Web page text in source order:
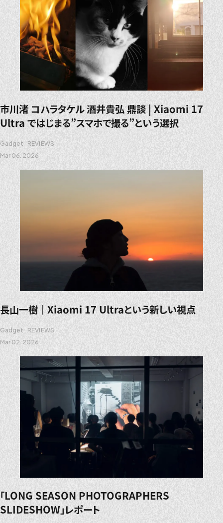
市川渚 コハラタケル 酒井貴弘 鼎談 | Xiaomi 17
Ultra ではじまる”スマホで撮る”という選択
Gadget
REVIEWS
Mar 06. 2026
長山一樹｜Xiaomi 17 Ultraという新しい視点
Gadget
REVIEWS
Mar 02. 2026
「LONG SEASON PHOTOGRAPHERS
SLIDESHOW」レポート